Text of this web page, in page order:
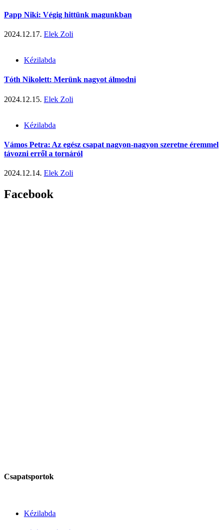
Papp Niki: Végig hittünk magunkban
2024.12.17. Elek Zoli
Kézilabda
Tóth Nikolett: Merünk nagyot álmodni
2024.12.15. Elek Zoli
Kézilabda
Vámos Petra: Az egész csapat nagyon-nagyon szeretne éremmel
távozni erről a tornáról
2024.12.14. Elek Zoli
Facebook
Csapatsportok
Kézilabda